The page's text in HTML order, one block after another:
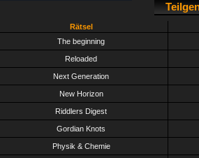
Rätsel
The beginning
Reloaded
Next Generation
New Horizon
Riddlers Digest
Gordian Knots
Physik & Chemie